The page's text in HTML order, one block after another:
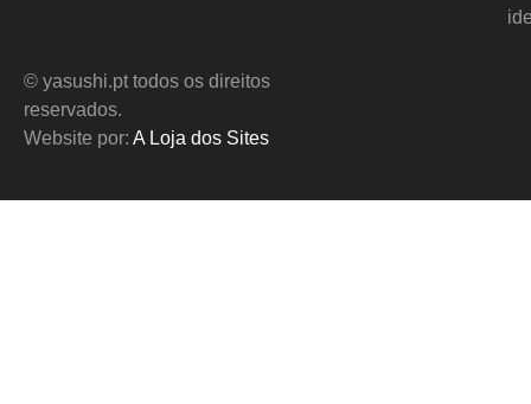
© yasushi.pt todos os direitos
reservados.
Website por: A Loja dos Sites